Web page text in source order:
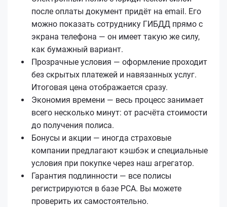
после оплаты документ придёт на email. Его
можно показать сотруднику ГИБДД прямо с
экрана телефона — он имеет такую же силу,
как бумажный вариант.
Прозрачные условия — оформление проходит
без скрытых платежей и навязанных услуг.
Итоговая цена отображается сразу.
Экономия времени — весь процесс занимает
всего несколько минут: от расчёта стоимости
до получения полиса.
Бонусы и акции — иногда страховые
компании предлагают кэшбэк и специальные
условия при покупке через наш агрегатор.
Гарантия подлинности — все полисы
регистрируются в базе РСА. Вы можете
проверить их самостоятельно.